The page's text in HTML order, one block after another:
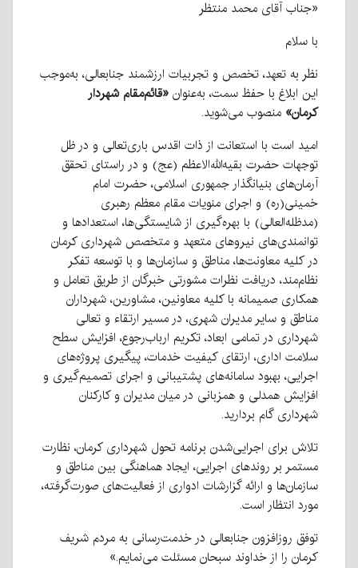
«جناب آقای محمد منتظر
با سلام
نظر به تعهد، تخصص و تجربیات ارزشمند جنابعالی، به‌موجب
این ابلاغ با حفظ سمت، به‌عنوان «قائم‌مقام شهردار
کرمان» منصوب می‌شوید.
امید است با استعانت از ذات اقدس باری‌تعالی و در ظل
توجهات حضرت بقیه‌الله‌الاعظم (عج) و در راستای تحقق
آرمان‌های بنیانگذار جمهوری اسلامی، حضرت امام
خمینی(ره) و اجرای منویات مقام معظم رهبری
(مدظله‌العالی) با بهره‌گیری از شایستگی‌ها، استعدادها و
توانمندی‌های نیروهای متعهد و متخصص شهرداری کرمان
در کلیه معاونت‌ها، مناطق و سازمان‌ها و با توسعه تفکر
نظام‌مند، دریافت نظرات مشورتی خبرگان از طریق تعامل و
همکاری صمیمانه با کلیه معاونین، مشاورین، شهرداران
مناطق و سایر مدیران شهری، در مسیر ارتقاء و تعالی
شهرداری در تمامی ابعاد، تکریم ارباب‌رجوع، افزایش سطح
سلامت اداری، ارتقای کیفیت خدمات، پیگیری پروژه‌های
اجرایی، بهبود سامانه‌های پشتیبانی و اجرای تصمیم‌گیری و
افزایش همدلی و همزبانی در میان مدیران و کارکنان
شهرداری گام بردارید.
تلاش برای اجرایی‌شدن برنامه تحول شهرداری کرمان، نظارت
مستمر بر روندهای اجرایی، ایجاد هماهنگی بین مناطق و
سازمان‌ها و ارائه گزارشات ادواری از فعالیت‌های صورت‌گرفته،
مورد انتظار است.
توفق روز‌افزون جنابعالی در خدمت‌رسانی به مردم شریف
کرمان را از خداوند سبحان مسئلت می‌نمایم.»